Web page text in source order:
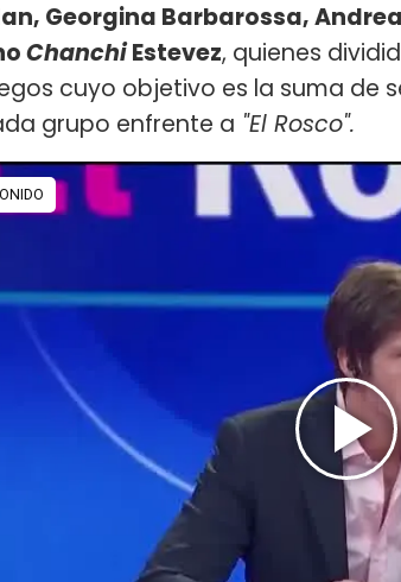
Georgina Barbarossa,
ChanchiEstevez, quienes
cuyo objetivo es la suma de
grupo enfrente a "El Rosco".